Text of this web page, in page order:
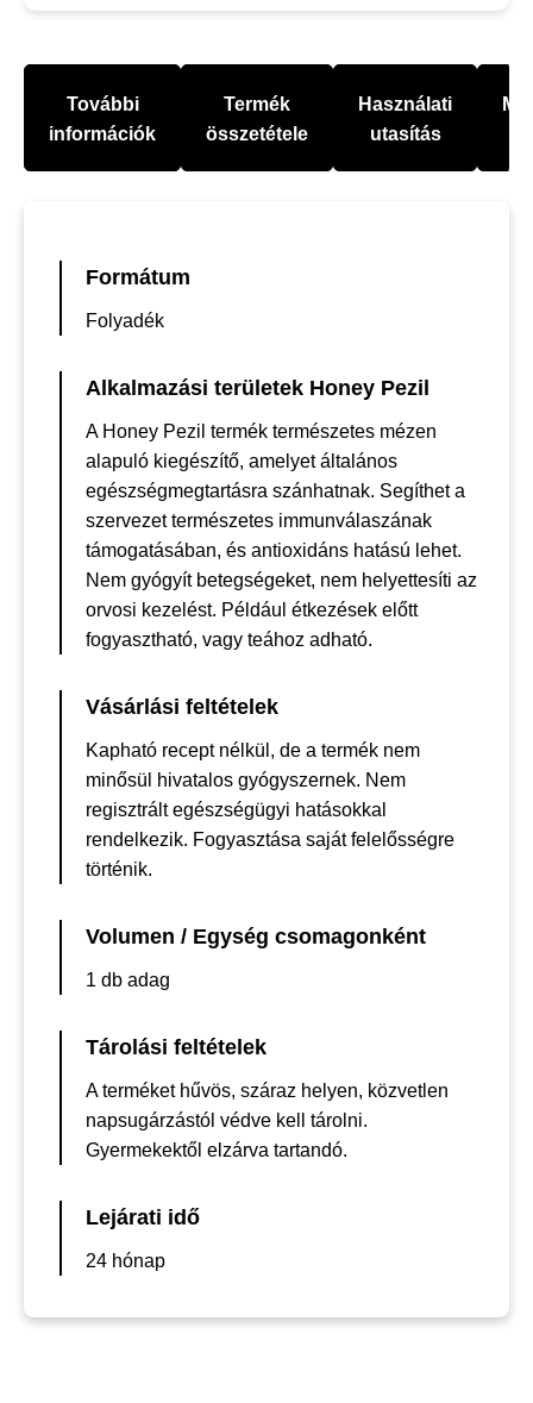
További
információk
Termék
összetétele
Használati
utasítás
Formátum
Folyadék
Alkalmazási területek Honey Pezil
A Honey Pezil termék természetes mézen
alapuló kiegészítő, amelyet általános
egészségmegtartásra szánhatnak. Segíthet a
szervezet természetes immunválaszának
támogatásában, és antioxidáns hatású lehet.
Nem gyógyít betegségeket, nem helyettesíti az
orvosi kezelést. Például étkezések előtt
fogyasztható, vagy teához adható.
Vásárlási feltételek
Kapható recept nélkül, de a termék nem
minősül hivatalos gyógyszernek. Nem
regisztrált egészségügyi hatásokkal
rendelkezik. Fogyasztása saját felelősségre
történik.
Volumen / Egység csomagonként
1 db adag
Tárolási feltételek
A terméket hűvös, száraz helyen, közvetlen
napsugárzástól védve kell tárolni.
Gyermekektől elzárva tartandó.
Lejárati idő
24 hónap